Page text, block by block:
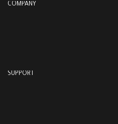
COMPANY
SUPPORT